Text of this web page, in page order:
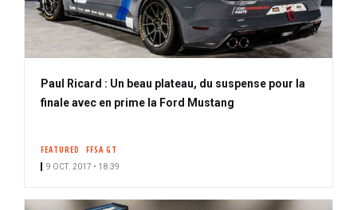
Paul Ricard : Un beau plateau, du suspense pour la
finale avec en prime la Ford Mustang
FEATURED FFSA GT
9 OCT. 2017 • 18:39